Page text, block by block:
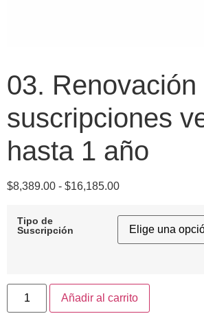
03. Renovación
suscripciones
hasta 1 año
$8,389.00 - $16,185.00
Tipo de
Suscripción
Añadir al carrito